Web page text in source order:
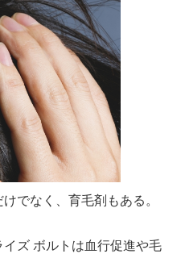
でなく、育毛剤もある。
ズ ボルトは血行促進や毛